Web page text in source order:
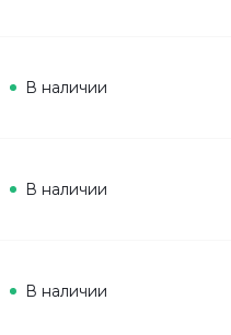
В наличии
В наличии
В наличии